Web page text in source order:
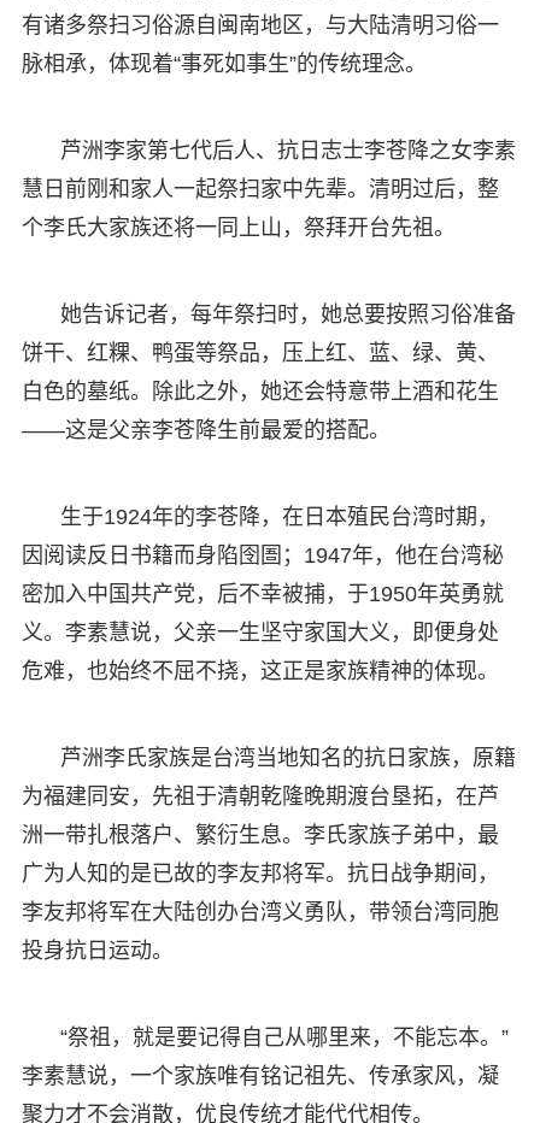
有诸多祭扫习俗源自闽南地区，与大陆清明习俗一
脉相承，体现着“事死如事生”的传统理念。
芦洲李家第七代后人、抗日志士李苍降之女李素
慧日前刚和家人一起祭扫家中先辈。清明过后，整
个李氏大家族还将一同上山，祭拜开台先祖。
她告诉记者，每年祭扫时，她总要按照习俗准备
饼干、红粿、鸭蛋等祭品，压上红、蓝、绿、黄、
白色的墓纸。除此之外，她还会特意带上酒和花生
——这是父亲李苍降生前最爱的搭配。
生于1924年的李苍降，在日本殖民台湾时期，
因阅读反日书籍而身陷囹圄；1947年，他在台湾秘
密加入中国共产党，后不幸被捕，于1950年英勇就
义。李素慧说，父亲一生坚守家国大义，即便身处
危难，也始终不屈不挠，这正是家族精神的体现。
芦洲李氏家族是台湾当地知名的抗日家族，原籍
为福建同安，先祖于清朝乾隆晚期渡台垦拓，在芦
洲一带扎根落户、繁衍生息。李氏家族子弟中，最
广为人知的是已故的李友邦将军。抗日战争期间，
李友邦将军在大陆创办台湾义勇队，带领台湾同胞
投身抗日运动。
“祭祖，就是要记得自己从哪里来，不能忘本。”
李素慧说，一个家族唯有铭记祖先、传承家风，凝
聚力才不会消散，优良传统才能代代相传。